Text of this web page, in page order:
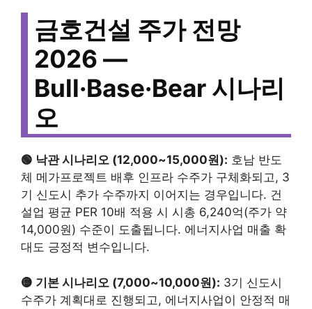
금호건설 주가 전망
2026 —
Bull·Base·Bear 시나리
오
🟢 낙관 시나리오 (12,000~15,000원): 호남 반도
체 메가프로젝트 배후 인프라 수주가 구체화되고, 3
기 신도시 추가 수주까지 이어지는 경우입니다. 건
설업 평균 PER 10배 적용 시 시총 6,240억(주가 약
14,000원) 수준이 도출됩니다. 에너지사업 매출 확
대도 긍정적 변수입니다.
🟡 기본 시나리오 (7,000~10,000원): 3기 신도시
수주가 계획대로 진행되고, 에너지사업이 안정적 매